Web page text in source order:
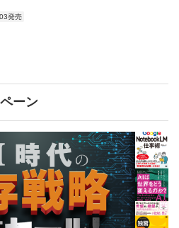
発売
ーン